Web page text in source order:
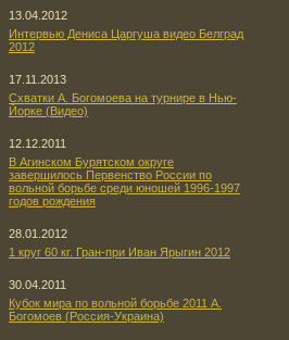
13.04.2012
Интервью Дениса Царгуша видео Белград
2012
17.11.2013
Схватки А. Богомоева на турнире в Нью-
Йорке (Видео)
12.12.2011
В Агинском Бурятском округе
завершилось Первенство России по
вольной борьбе среди юношей 1996-1997
годов рождения
28.01.2012
1 круг 60 кг. Гран-при Иван Ярыгин 2012
30.04.2011
Кубок мира по вольной борьбе 2011 А.
Богомоев (Россия-Украина)